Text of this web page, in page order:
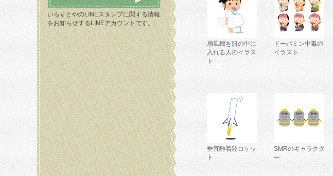
いらすとやのLINEスタンプに関する情報
をお知らせするLINEアカウントです。
扇風機を服の中に
入れる人のイラス
ト
ドーパミン中毒の
イラスト
垂直離着陸ロケッ
ト
SMRのキャラクタ
ー